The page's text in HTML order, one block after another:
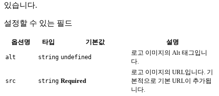
있습니다.
설정할 수 있는 필드
옵션명 타입 기본값 설명
alt string undefined
로고 이미지의 Alt 태그입니
다.
src string Required
로고 이미지의 URL입니다. 기
본적으로 기본 URL이 추가됩
니다.